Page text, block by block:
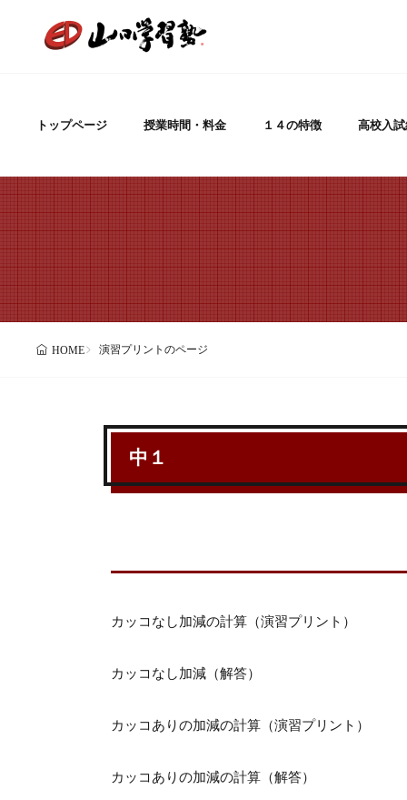
トップページ 授業時間・料金 １４の特徴 高校入
HOME 演習プリントのページ
中１
カッコなし加減の計算（演習プリント）
カッコなし加減（解答）
カッコありの加減の計算（演習プリント）
カッコありの加減の計算（解答）